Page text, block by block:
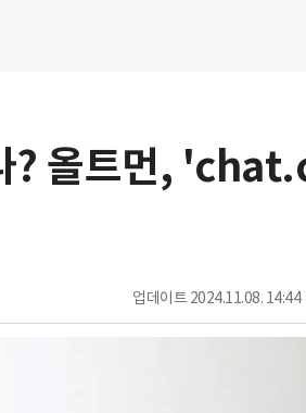
? 올트먼,
업데이트 2024.11.08. 14:44